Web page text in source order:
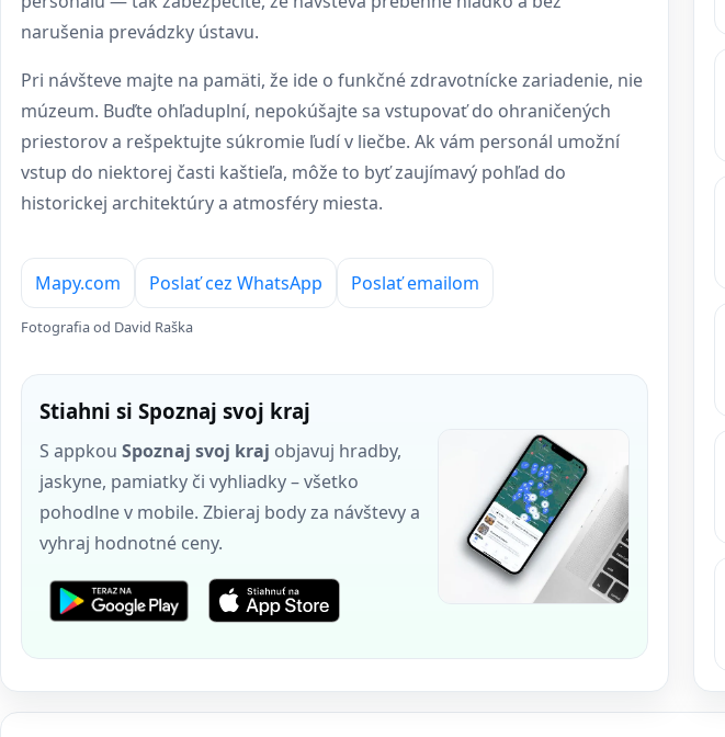
narušenia prevádzky ústavu.
Pri návšteve majte na pamäti, že ide o funkčné zdravotnícke zariadenie, nie
múzeum. Buďte ohľaduplní, nepokúšajte sa vstupovať do ohraničených
priestorov a rešpektujte súkromie ľudí v liečbe. Ak vám personál umožní
vstup do niektorej časti kaštieľa, môže to byť zaujímavý pohľad do
historickej architektúry a atmosféry miesta.
Mapy.com Poslať cez WhatsApp Poslať emailom
Fotografia od David Raška
Stiahni si Spoznaj svoj kraj
S appkou Spoznaj svoj kraj objavuj hradby,
jaskyne, pamiatky či vyhliadky – všetko
pohodlne v mobile. Zbieraj body za návštevy a
vyhraj hodnotné ceny.